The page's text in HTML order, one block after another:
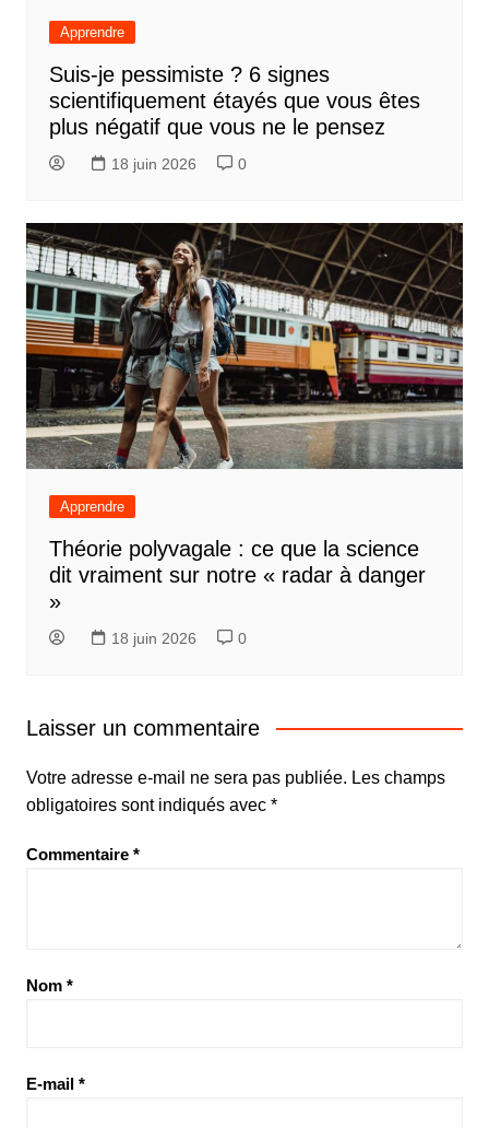
Apprendre
Suis-je pessimiste ? 6 signes
scientifiquement étayés que vous êtes
plus négatif que vous ne le pensez
18 juin 2026 0
Apprendre
Théorie polyvagale : ce que la science
dit vraiment sur notre « radar à danger
»
18 juin 2026 0
Laisser un commentaire
Votre adresse e-mail ne sera pas publiée. Les champs
obligatoires sont indiqués avec *
Commentaire *
Nom *
E-mail *